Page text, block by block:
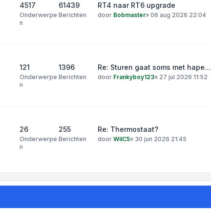
4517
Onderwerpe
n
61439
Berichten
RT4 naar RT6 upgrade
door Bobmaster» 06 aug 2026 22:04
121
Onderwerpe
n
1396
Berichten
Re: Sturen gaat soms met hape…
door Frankyboy123» 27 jul 2026 11:52
26
Onderwerpe
n
255
Berichten
Re: Thermostaat?
door WilC5» 30 jun 2026 21:45